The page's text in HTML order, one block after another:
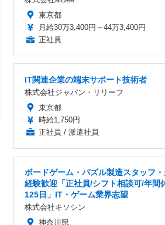
東京都
月給30万3,400円～44万3,400円
正社員
IT関連企業の端末サポート技術者
株式会社ジャパン・リリーフ
東京都
時給1,750円
正社員 / 派遣社員
ボードゲーム・パズル製造スタッフ
経験歓迎「正社員/シフト相談可/年間
125日」IT・ゲーム業界志望
株式会社キソシン
神奈川県